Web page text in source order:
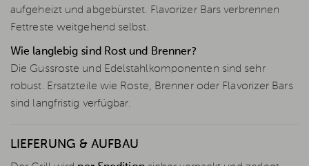
aufgeheizt und abgebürstet. Flavorizer Bars verbrennen
Fettreste weitgehend selbst.
Wie langlebig sind Rost und Brenner?
Die Gussroste und Edelstahlkomponenten sind sehr
robust. Ersatzteile wie Roste, Brenner oder Flavorizer Bars
sind langfristig verfügbar.
LIEFERUNG & AUFBAU